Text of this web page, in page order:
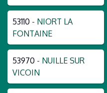
53110 - NIORT LA
FONTAINE
53970 - NUILLE SUR
VICOIN